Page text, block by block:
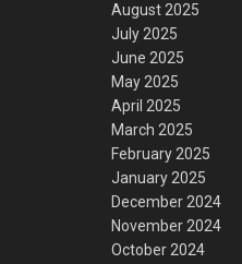
August 2025
July 2025
June 2025
May 2025
April 2025
March 2025
February 2025
January 2025
December 2024
November 2024
October 2024